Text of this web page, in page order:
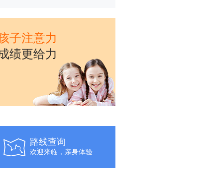
子注意力
绩更给力
路线查询
欢迎来临，亲身体验